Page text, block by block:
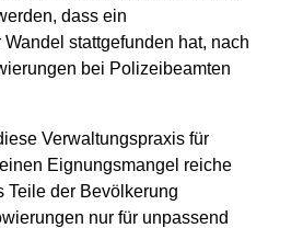
dass ein
stattgefunden hat, nach
bei Polizeibeamten
Verwaltungspraxis für
Eignungsmangel reiche
Teile der Bevölkerung
nur für unpassend